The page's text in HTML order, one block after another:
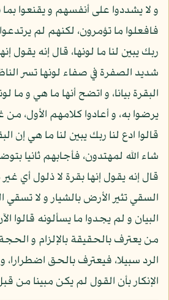
و لا يشددوا على أنفسهم و يقنعوا
فافعلوا ما تؤمرون، لكنهم لم
ربك يبين لنا ما لونها، قال إنه يقول
شديد الصفرة في صفاء لونها تسر
البقرة بيانا، و اتضح أنها ما هي و
يرضوا به، و أعادوا كلامهم الأول،
قالوا ادع لنا ربك يبين لنا ما هي إن
شاء الله لمهتدون، فأجابهم ثانيا
قال إنه يقول إنها بقرة لا ذلول أي
السقي تثير الأرض بالشيار و لا
البيان و لم يجدوا ما يسألونه
من يعترف بالحقيقة بالإلزام و
الرد سبيلا، فيعترف بالحق اضطرارا،
الإنكار بأن القول لم يكن مبينا من